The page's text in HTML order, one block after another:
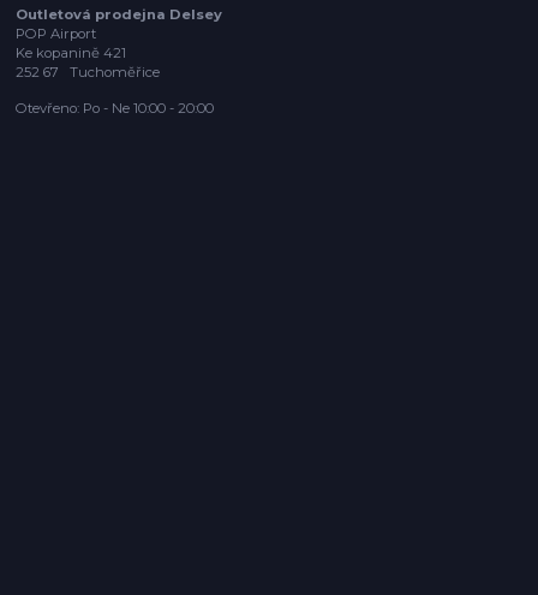
Outletová prodejna Delsey
POP Airport
Ke kopanině 421
252 67 Tuchoměřice
Otevřeno: Po - Ne 10:00 - 20:00